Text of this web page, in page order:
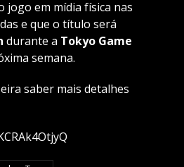
jogo em mídia física nas
e que o título será
durante a Tokyo Game
semana.
saber mais detalhes